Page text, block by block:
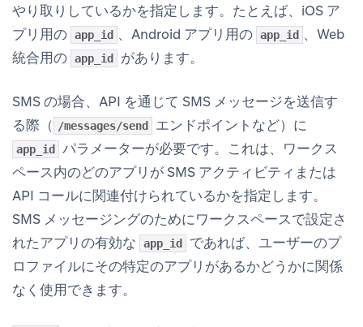
やり取りしているかを指定します。たとえば、iOS ア
プリ用の app_id 、Android アプリ用の app_id 、Web
統合用の app_id があります。
SMS の場合、API を通じて SMS メッセージを送信す
る際（ /messages/send エンドポイントなど）に
app_id
パラメーターが必要です。これは、ワークス
ペース内のどのアプリが SMS アクティビティまたは
API コールに関連付けられているかを指定します。
SMS メッセージングのためにワークスペースで設定さ
れたアプリの有効な
app_id
であれば、ユーザーのプ
ロファイルにその特定のアプリがあるかどうかに関係
なく使用できます。